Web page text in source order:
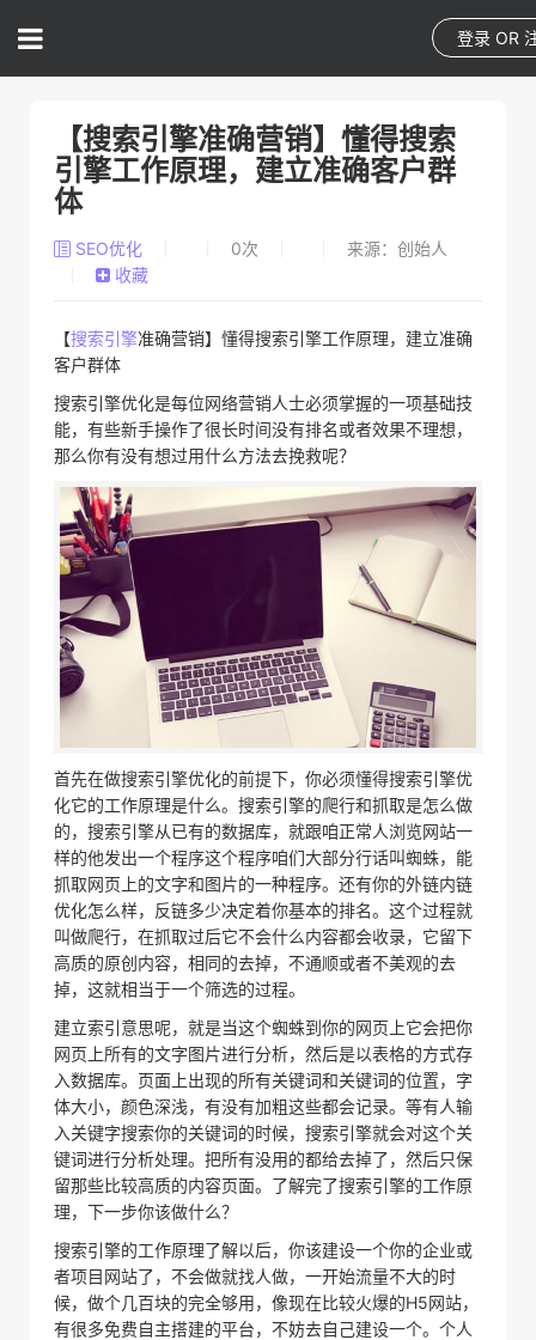
登录 OR
【搜索引擎准确营销】懂得搜索
引擎工作原理，建立准确客户群
体
SEO优化 0次
来源：创始人
收藏
【搜索引擎准确营销】懂得搜索引擎工作原理，建立准确
客户群体
搜索引擎优化是每位网络营销人士必须掌握的一项基础技
能，有些新手操作了很长时间没有排名或者效果不理想，
那么你有没有想过用什么方法去挽救呢？
首先在做搜索引擎优化的前提下，你必须懂得搜索引擎优
化它的工作原理是什么。搜索引擎的爬行和抓取是怎么做
的，搜索引擎从已有的数据库，就跟咱正常人浏览网站一
样的他发出一个程序这个程序咱们大部分行话叫蜘蛛，能
抓取网页上的文字和图片的一种程序。还有你的外链内链
优化怎么样，反链多少决定着你基本的排名。这个过程就
叫做爬行，在抓取过后它不会什么内容都会收录，它留下
高质的原创内容，相同的去掉，不通顺或者不美观的去
掉，这就相当于一个筛选的过程。
建立索引意思呢，就是当这个蜘蛛到你的网页上它会把你
网页上所有的文字图片进行分析，然后是以表格的方式存
入数据库。页面上出现的所有关键词和关键词的位置，字
体大小，颜色深浅，有没有加粗这些都会记录。等有人输
入关键字搜索你的关键词的时候，搜索引擎就会对这个关
键词进行分析处理。把所有没用的都给去掉了，然后只保
留那些比较高质的内容页面。了解完了搜索引擎的工作原
理，下一步你该做什么？
搜索引擎的工作原理了解以后，你该建设一个你的企业或
者项目网站了，不会做就找人做，一开始流量不大的时
候，做个几百块的完全够用，像现在比较火爆的H5网站，
有很多免费自主搭建的平台，不妨去自己建设一个。个人